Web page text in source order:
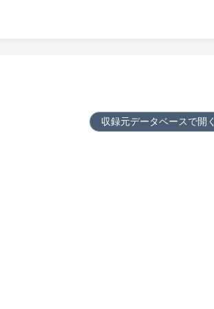
収録元データベースで開く